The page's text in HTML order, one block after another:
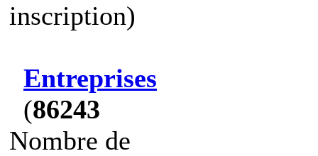
inscription)
Entreprises
(86243
Nombre de